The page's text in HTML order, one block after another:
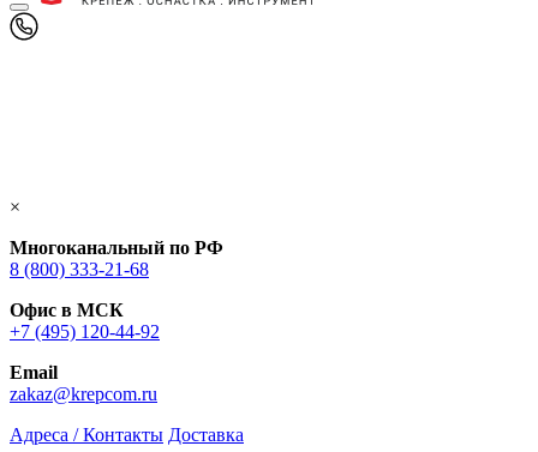
×
Многоканальный по РФ
8 (800) 333‑21-68
Офис в МСК
+7 (495) 120-44-92
Email
zakaz@krepcom.ru
Адреса / Контакты Доставка